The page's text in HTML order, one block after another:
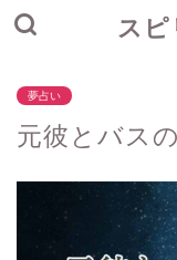
スピ
夢占い
元彼とバス